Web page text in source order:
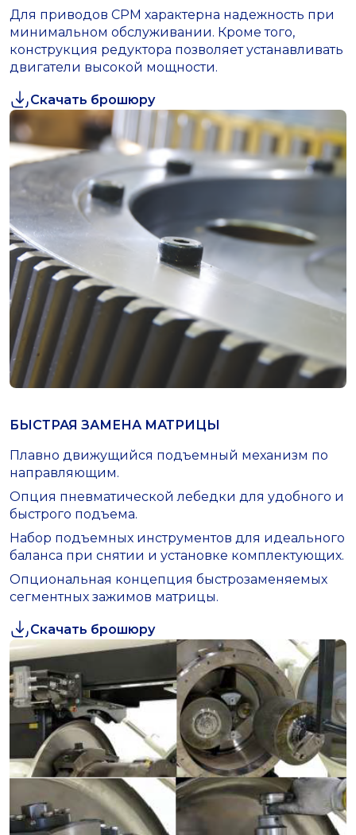
Для приводов СРМ характерна надежность при
минимальном обслуживании. Кроме того,
конструкция редуктора позволяет устанавливать
двигатели высокой мощности.
Скачать брошюру
БЫСТРАЯ ЗАМЕНА МАТРИЦЫ
Плавно движущийся подъемный механизм по
направляющим.
Опция пневматической лебедки для удобного и
быстрого подъема.
Набор подъемных инструментов для идеального
баланса при снятии и установке комплектующих.
Опциональная концепция быстрозаменяемых
сегментных зажимов матрицы.
Скачать брошюру